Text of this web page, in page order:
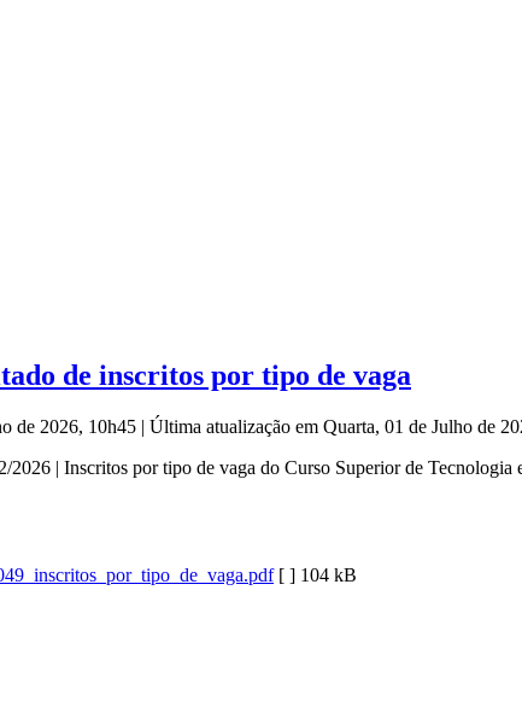
de inscritos por tipo de vaga
de 2026, 10h45 | Última atualização em Quarta, 01 de Julho de
| Inscritos por tipo de vaga do Curso Superior de Tecnologia
[ ] 104 kB